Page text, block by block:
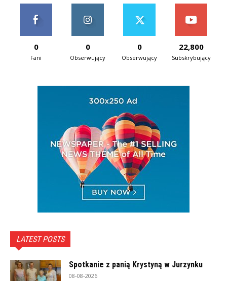
0
Fani
0
Obserwujący
0
Obserwujący
22,800
Subskrybujący
LATEST POSTS
Spotkanie z panią Krystyną w Jurzynku
08-08-2026